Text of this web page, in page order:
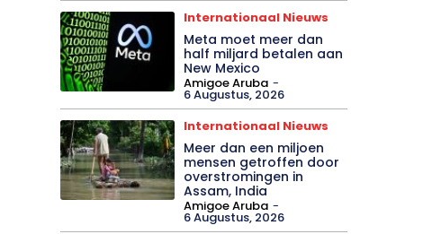
Internationaal Nieuws
Meta moet meer dan
half miljard betalen aan
New Mexico
Amigoe Aruba -
6 Augustus, 2026
Internationaal Nieuws
Meer dan een miljoen
mensen getroffen door
overstromingen in
Assam, India
Amigoe Aruba -
6 Augustus, 2026